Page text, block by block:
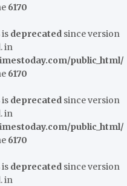
6170
is deprecated since version
in
public_html/
6170
is deprecated since version
in
public_html/
6170
is deprecated since version
in